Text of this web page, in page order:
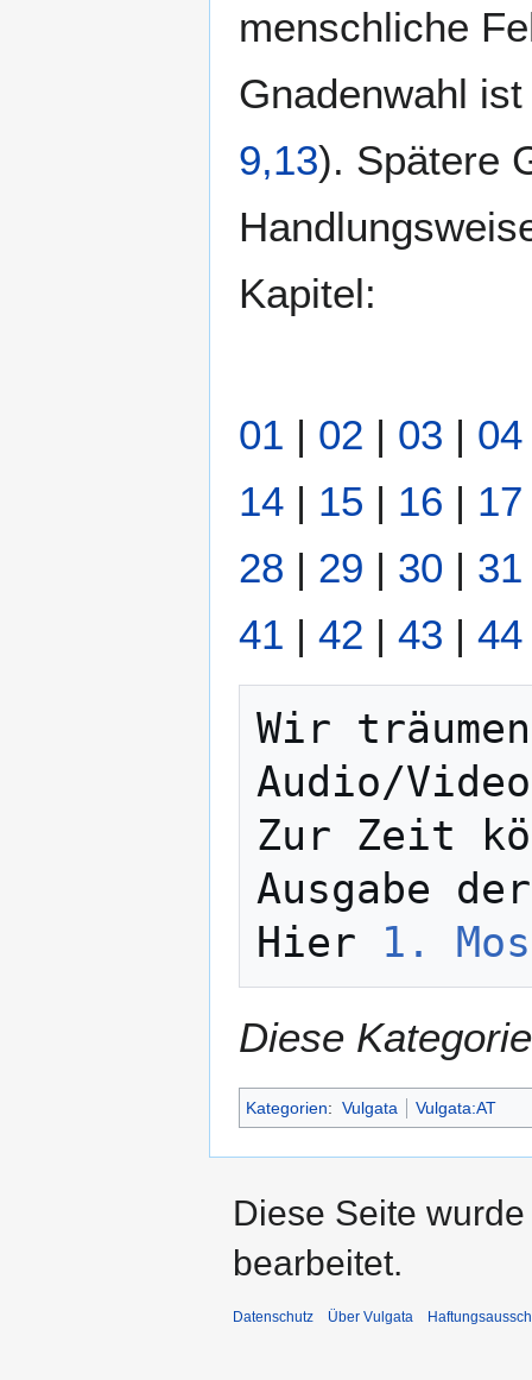
menschliche
Gnadenwahl
9,13). Spätere
Kapitel:
01 | 02 | 03 | 04
14 | 15 | 16 | 17
28 | 29 | 30 | 31
41 | 42 | 43 | 44
Wir
Audio/
Zur Zeit
Ausgabe
Hier 1.
Diese
Kategorien: Vulgata Vulgata:AT
Diese Seite
bearbeitet.
Datenschutz Über Vulgata